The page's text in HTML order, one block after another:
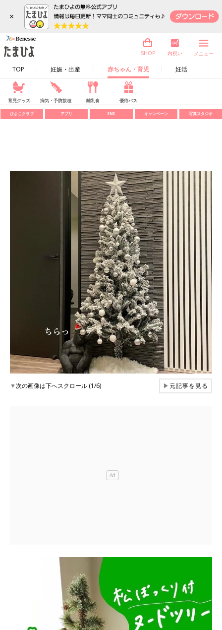
×
TOP 妊娠・出産 赤ちゃん・育児 妊活
SHOP 内祝い メニュー
育児グッズ 病気・予防接種 離乳食 優待パス
ひよこクラブ アプリ SNS キャンペーン 写真スタジオ
▼次の画像は下へスクロール (1/6) ▶元記事を見る